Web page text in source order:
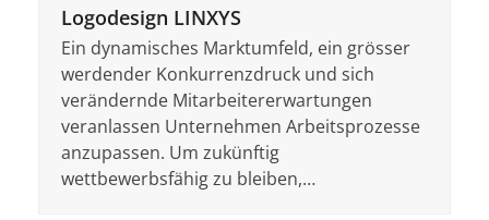
Logodesign LINXYS
Ein dynamisches Marktumfeld, ein grösser
werdender Konkurrenzdruck und sich
verändernde Mitarbeitererwartungen
veranlassen Unternehmen Arbeitsprozesse
anzupassen. Um zukünftig
wettbewerbsfähig zu bleiben,…